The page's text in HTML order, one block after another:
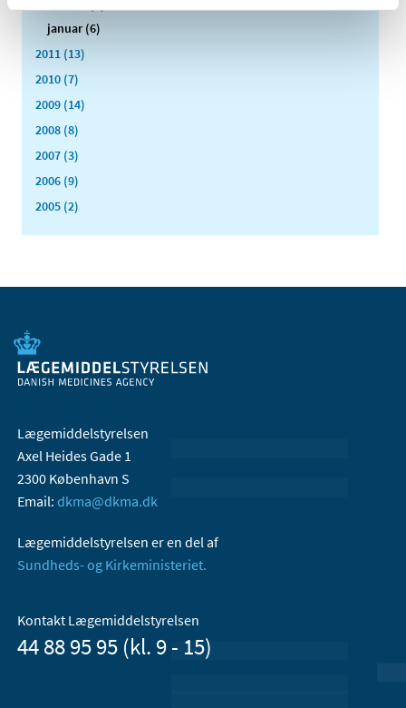
januar (6)
2011 (13)
2010 (7)
2009 (14)
2008 (8)
2007 (3)
2006 (9)
2005 (2)
Lægemiddelstyrelsen
Axel Heides Gade 1
2300 København S
Email: dkma@dkma.dk
Lægemiddelstyrelsen er en del af
Sundheds- og Kirkeministeriet.
Kontakt Lægemiddelstyrelsen
44 88 95 95 (kl. 9 - 15)